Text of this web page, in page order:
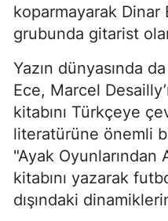
koparmayarak Dinar
grubunda gitarist
Yazın dünyasında
Ece, Marcel
kitabını Türkçeye
literatürüne önemli
"Ayak Oyunlarından
kitabını yazarak
dışındaki